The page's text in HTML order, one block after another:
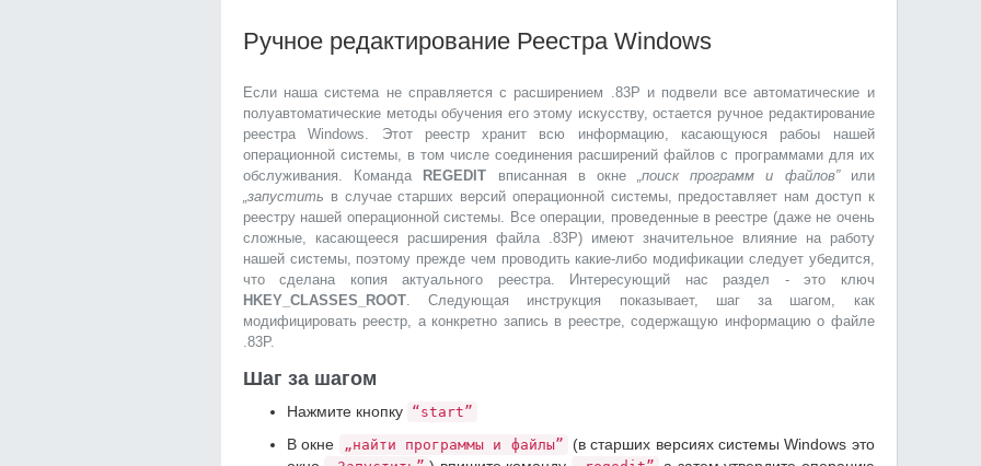
Ручное редактирование Реестра Windows
Если наша система не справляется с расширением .83P и подвели все автоматические и
полуавтоматические методы обучения его этому искусству, остается ручное редактирование
реестра Windows. Этот реестр хранит всю информацию, касающуюся рабоы нашей
операционной системы, в том числе соединения расширений файлов с программами для их
обслуживания. Команда
REGEDIT вписанная в окне„поиск программ и файлов”или
„запустить в случае старших версий операционной системы, предоставляет нам доступ к
реестру нашей операционной системы. Все операции, проведенные в реестре (даже не очень
сложные, касающееся расширения файла .83P) имеют значительное влияние на работу
нашей системы, поэтому прежде чем проводить какие-либо модификации следует убедится,
что сделана копия актуального реестра. Интересующий нас раздел - это ключ
HKEY_CLASSES_ROOT. Следующая инструкция показывает, шаг за шагом, как
модифицировать реестр, а конкретно запись в реестре, содержащую информацию о файле
.83P.
Шаг за шагом
Нажмите кнопку “start”
В окне „найти программы и файлы”
(в старших версиях системы Windows это